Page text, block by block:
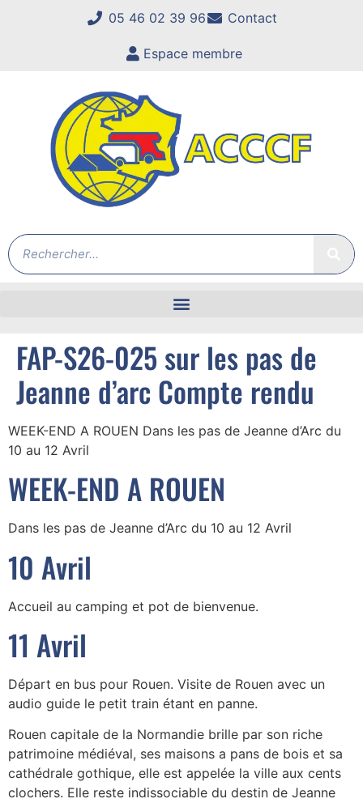
05 46 02 39 96 Contact
Espace membre
FAP-S26-025 sur les pas de
Jeanne d’arc Compte rendu
WEEK-END A ROUEN Dans les pas de Jeanne d’Arc du
10 au 12 Avril
WEEK-END A ROUEN
Dans les pas de Jeanne d’Arc du 10 au 12 Avril
10 Avril
Accueil au camping et pot de bienvenue.
11 Avril
Départ en bus pour Rouen. Visite de Rouen avec un
audio guide le petit train étant en panne.
Rouen capitale de la Normandie brille par son riche
patrimoine médiéval, ses maisons a pans de bois et sa
cathédrale gothique, elle est appelée la ville aux cents
clochers. Elle reste indissociable du destin de Jeanne